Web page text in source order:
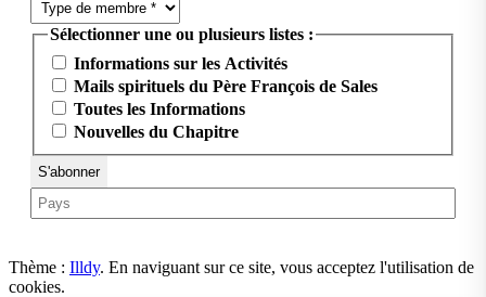
Sélectionner une ou plusieurs listes :
Informations sur les Activités
Mails spirituels du Père François de Sales
Toutes les Informations
Nouvelles du Chapitre
Thème : Illdy. En naviguant sur ce site, vous acceptez l'utilisation de
cookies.